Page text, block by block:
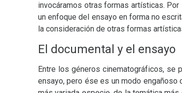
invocáramos otras formas artísticas.
un enfoque del ensayo en forma no
la consideración de otras formas
El documental y el ensayo
Entre los géneros cinematográficos, se
ensayo, pero ése es un modo engañoso